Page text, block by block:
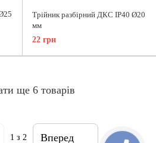
Трійник разбірний ДКС IP40 Ø20
мм
22 грн
ще 6 товарів
1 з 2 Вперед